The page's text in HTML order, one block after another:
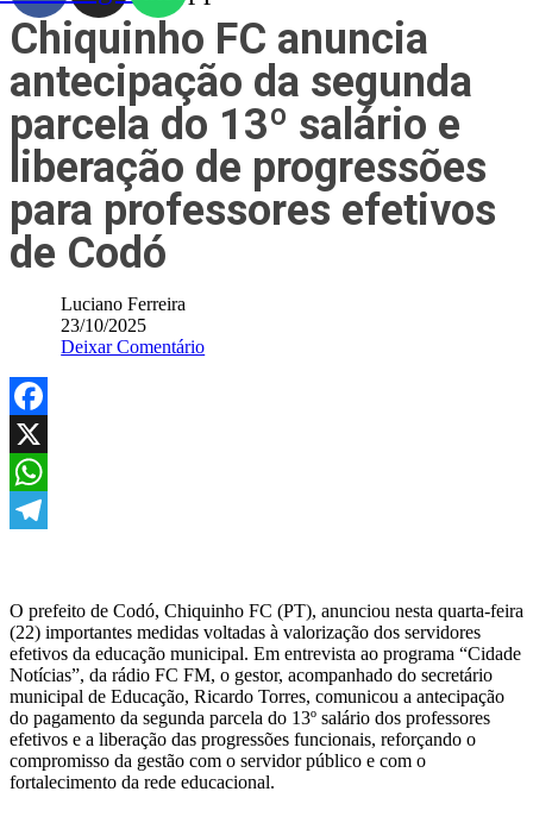
Chiquinho FC anuncia
antecipação da segunda
parcela do 13º salário e
liberação de progressões
para professores efetivos
de Codó
Luciano Ferreira
23/10/2025
Deixar Comentário
Facebook
X
WhatsApp
O prefeito de Codó, Chiquinho FC (PT), anunciou nesta quarta-feira
(22) importantes medidas voltadas à valorização dos servidores
efetivos da educação municipal. Em entrevista ao programa “Cidade
Notícias”, da rádio FC FM, o gestor, acompanhado do secretário
municipal de Educação, Ricardo Torres, comunicou a antecipação
do pagamento da segunda parcela do 13º salário dos professores
efetivos e a liberação das progressões funcionais, reforçando o
compromisso da gestão com o servidor público e com o
fortalecimento da rede educacional.